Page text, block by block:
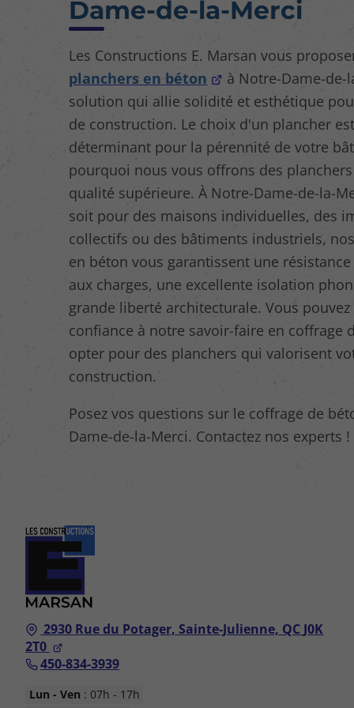
Dame-de-la-Merci
Les Constructions E. Marsan vous
planchers en béton
à Notre-Dame-de-
solution qui allie solidité et esthétique
de construction. Le choix d'un plancher est
déterminant pour la pérennité de votre
pourquoi nous vous offrons des
qualité supérieure. À Notre-Dame-de-la-
soit pour des maisons individuelles, des
collectifs ou des bâtiments industriels,
en béton vous garantissent une
aux charges, une excellente isolation
grande liberté architecturale. Vous pouvez
confiance à notre savoir-faire en coffrage
opter pour des planchers qui valorisent
construction.
Posez vos questions sur le coffrage de
Dame-de-la-Merci. Contactez nos experts !
2930 Rue du Potager, Sainte-Julienne, QC J0K
2T0
450-834-3939
Lun - Ven : 07h - 17h